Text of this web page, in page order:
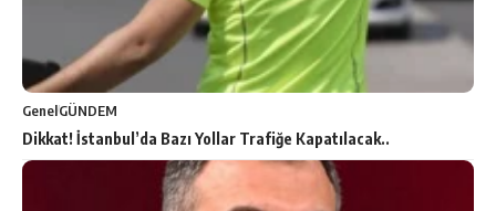
GenelGÜNDEM
Dikkat! İstanbul’da Bazı Yollar Trafiğe Kapatılacak..